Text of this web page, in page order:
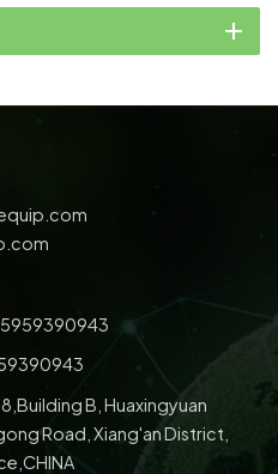
B, Huaxingyuan
Road, Xiang'an District,